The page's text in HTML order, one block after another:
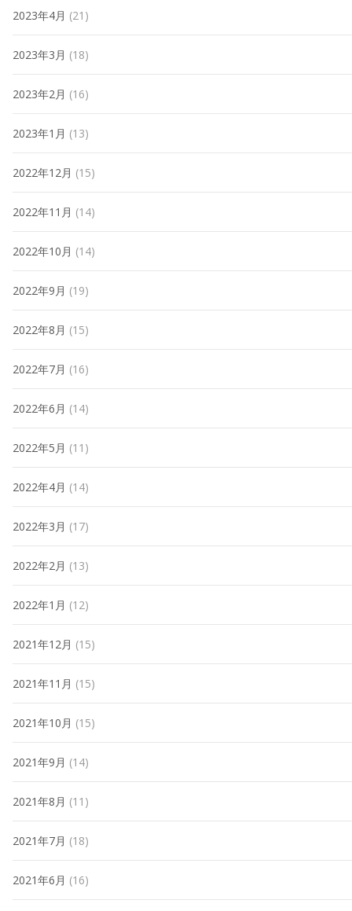
2023年4月 (21)
2023年3月 (18)
2023年2月 (16)
2023年1月 (13)
2022年12月 (15)
2022年11月 (14)
2022年10月 (14)
2022年9月 (19)
2022年8月 (15)
2022年7月 (16)
2022年6月 (14)
2022年5月 (11)
2022年4月 (14)
2022年3月 (17)
2022年2月 (13)
2022年1月 (12)
2021年12月 (15)
2021年11月 (15)
2021年10月 (15)
2021年9月 (14)
2021年8月 (11)
2021年7月 (18)
2021年6月 (16)